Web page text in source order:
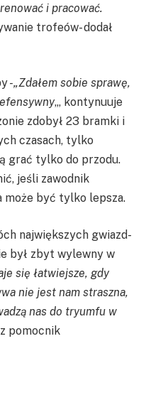
i pracować.
trofeów- dodał
-„Zdałem sobie sprawę,
„, kontynuuje
zdobył 23 bramki i
czasach, tylko
grać tylko do przodu.
jeśli zawodnik
może być tylko lepsza.
największych gwiazd-
był zbyt wylewny w
się łatwiejsze, gdy
nie jest nam straszna,
nas do tryumfu w
pomocnik